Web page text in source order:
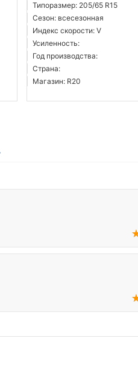
Типоразмер: 205/65 R15
Сезон: всесезонная
Индекс скорости: V
Усиленность:
Год производства:
Страна:
Магазин: R20